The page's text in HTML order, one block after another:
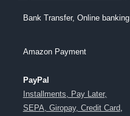
Bank Transfer, Online banking
Amazon Payment
PayPal
Installments, Pay Later,
SEPA, Giropay, Credit Card